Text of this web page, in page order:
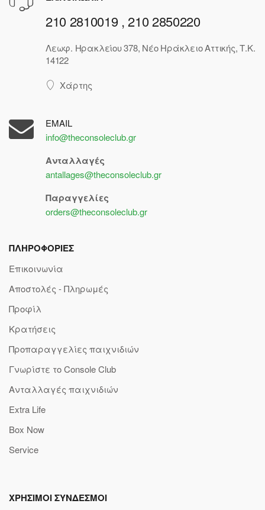
210 2810019 , 210 2850220
Λεωφ. Ηρακλείου 378, Νέο Ηράκλειο Αττικής, Τ.Κ.
14122
Χάρτης
EMAIL
info@theconsoleclub.gr
Ανταλλαγές
antallages@theconsoleclub.gr
Παραγγελίες
orders@theconsoleclub.gr
ΠΛΗΡΟΦΟΡΙΕΣ
Επικοινωνία
Αποστολές - Πληρωμές
Προφίλ
Κρατήσεις
Προπαραγγελίες παιχνιδιών
Γνωρίστε το Console Club
Ανταλλαγές παιχνιδιών
Extra Life
Box Now
Service
ΧΡΗΣΙΜΟΙ ΣΥΝΔΕΣΜΟΙ